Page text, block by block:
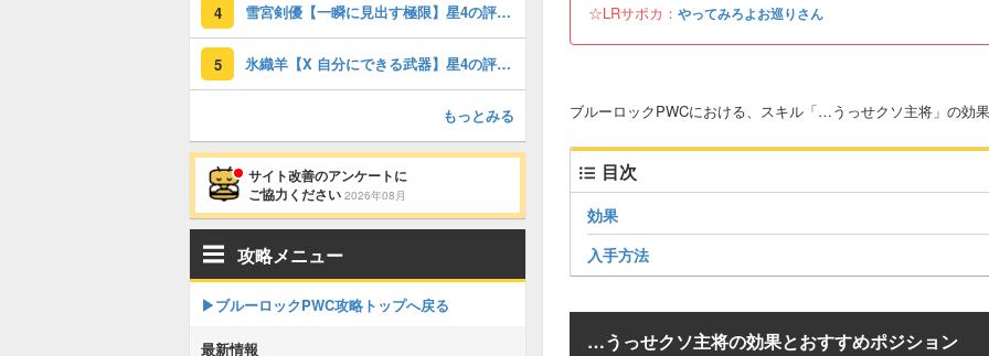
☆LRサポカ： やってみろよお巡りさん
ブルーロックPWCにおける、スキル「…うっせクソ主将」の効
目次
効果
入手方法
…うっせクソ主将の効果とおすすめポジション
4 雪宮剣優【一瞬に見出す極限】星4の評価と育成イベント
5 氷織羊【X 自分にできる武器】星4の評価と育成イベント
もっとみる
サイト改善のアンケートに
ご協力ください 2026年08月
攻略メニュー
▶︎ブルーロックPWC攻略トップへ戻る
最新情報